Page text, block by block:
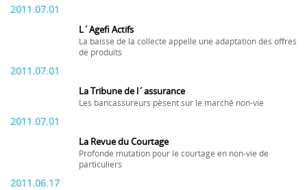
2011.07.01
L´Agefi Actifs
La baisse de la collecte appelle une adaptation des offres
de produits
2011.07.01
La Tribune de l´assurance
Les bancassureurs pèsent sur le marché non-vie
2011.07.01
La Revue du Courtage
Profonde mutation pour le courtage en non-vie de
particuliers
2011.06.17